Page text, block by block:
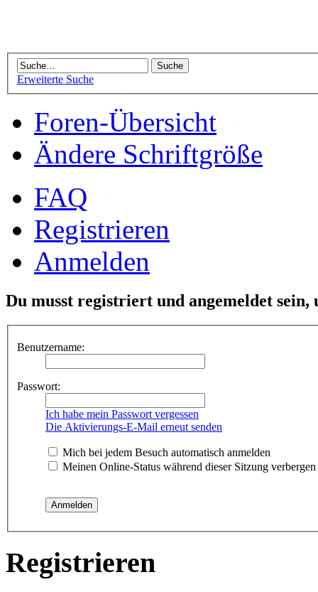
Erweiterte Suche
Foren-Übersicht
Ändere Schriftgröße
FAQ
Registrieren
Anmelden
Du musst registriert und angemeldet sein,
Benutzername:
Passwort:
Ich habe mein Passwort vergessen
Die Aktivierungs-E-Mail erneut senden
Mich bei jedem Besuch automatisch anmelden
Meinen Online-Status während dieser Sitzung verbergen
Registrieren